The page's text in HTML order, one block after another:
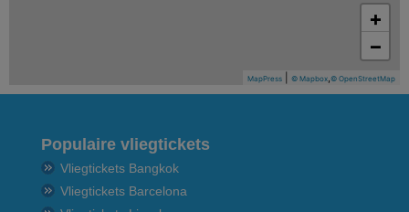
+
−
MapPress © Mapbox © OpenStreetMap
Populaire vliegtickets
Vliegtickets Bangkok
Vliegtickets Barcelona